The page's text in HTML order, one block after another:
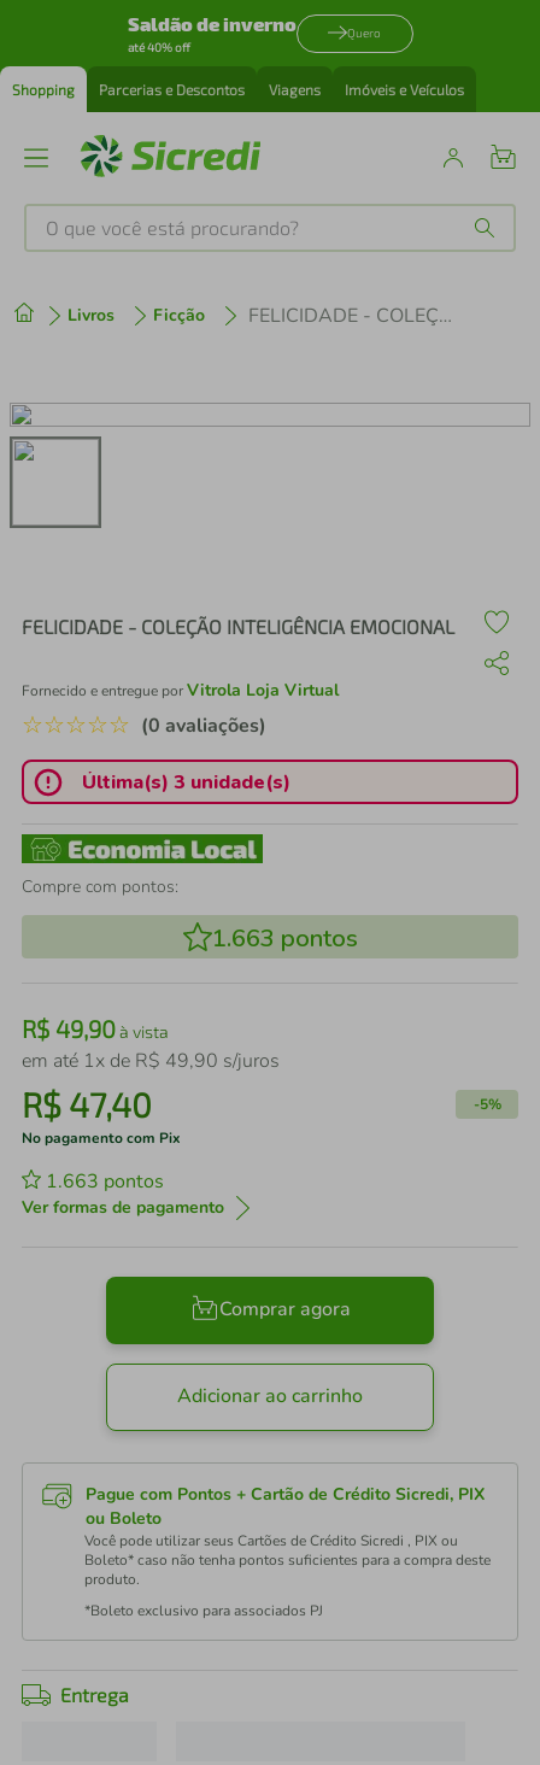
Saldão de inverno
até 40% off
Quero
Shopping Parcerias e Descontos Viagens Imóveis e Veículos
O que você está procurando?
Livros Ficção FELICIDADE - COLEÇÃO INTELIGÊNCIA EMOCIONAL
FELICIDADE - COLEÇÃO INTELIGÊNCIA EMOCIONAL
Fornecido e entregue porVitrola Loja Virtual
☆☆☆☆☆ (0 avaliações)
Última(s) 3 unidade(s)
Compre com pontos:
1.663 pontos
R$ 49,90à vista
em até 1x de R$ 49,90 s/juros
R$ 47,40 -5%
No pagamento com Pix
1.663 pontos
Ver formas de pagamento
Comprar agora
Adicionar ao carrinho
Pague com Pontos + Cartão de Crédito Sicredi, PIX
ou Boleto
Você pode utilizar seus Cartões de Crédito Sicredi , PIX ou
Boleto* caso não tenha pontos suficientes para a compra deste
produto.
*Boleto exclusivo para associados PJ
Entrega
2º cafeteira